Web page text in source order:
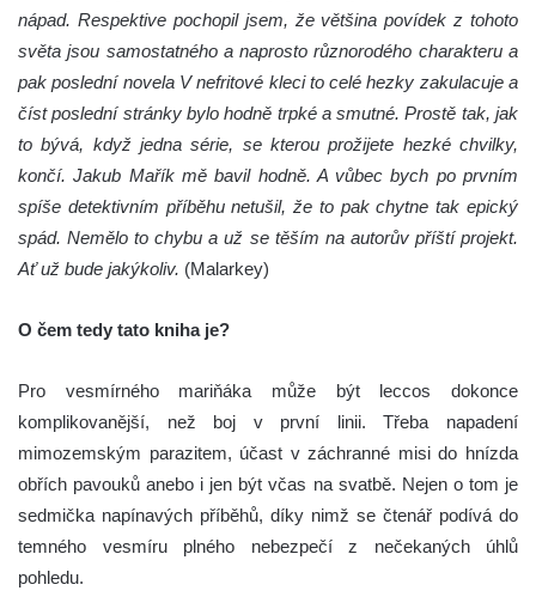
nápad. Respektive pochopil jsem, že většina povídek z tohoto
světa jsou samostatného a naprosto různorodého charakteru a
pak poslední novela V nefritové kleci to celé hezky zakulacuje a
číst poslední stránky bylo hodně trpké a smutné. Prostě tak, jak
to bývá, když jedna série, se kterou prožijete hezké chvilky,
končí. Jakub Mařík mě bavil hodně. A vůbec bych po prvním
spíše detektivním příběhu netušil, že to pak chytne tak epický
spád. Nemělo to chybu a už se těším na autorův příští projekt.
Ať už bude jakýkoliv. (Malarkey)
O čem tedy tato kniha je?
Pro vesmírného mariňáka může být leccos dokonce
komplikovanější, než boj v první linii. Třeba napadení
mimozemským parazitem, účast v záchranné misi do hnízda
obřích pavouků anebo i jen být včas na svatbě. Nejen o tom je
sedmička napínavých příběhů, díky nimž se čtenář podívá do
temného vesmíru plného nebezpečí z nečekaných úhlů
pohledu.